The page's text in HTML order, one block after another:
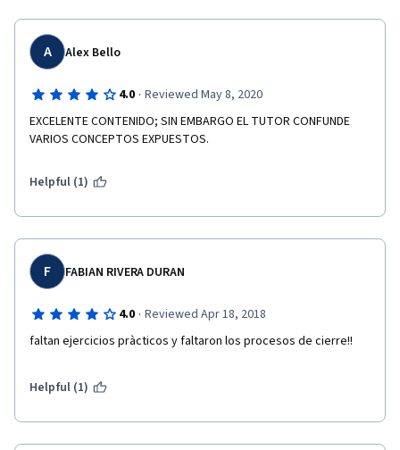
A Alex Bello
4.0 · Reviewed May 8, 2020
EXCELENTE CONTENIDO; SIN EMBARGO EL TUTOR CONFUNDE
VARIOS CONCEPTOS EXPUESTOS.
Helpful (1)
F FABIAN RIVERA DURAN
4.0 · Reviewed Apr 18, 2018
faltan ejercicios pràcticos y faltaron los procesos de cierre!!
Helpful (1)